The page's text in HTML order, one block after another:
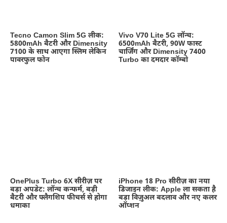
Tecno Camon Slim 5G लीक:
5800mAh बैटरी और Dimensity
7100 के साथ आएगा स्लिम लेकिन
पावरफुल फोन
Vivo V70 Lite 5G लॉन्च:
6500mAh बैटरी, 90W फास्ट
चार्जिंग और Dimensity 7400
Turbo का दमदार कॉम्बो
OnePlus Turbo 6X सीरीज़ पर
बड़ा अपडेट: लॉन्च कन्फर्म, बड़ी
बैटरी और फ्लैगशिप फीचर्स से होगा
धमाका
iPhone 18 Pro सीरीज़ का नया
डिजाइन लीक: Apple ला सकता है
बड़ा विज़ुअल बदलाव और नए कलर
ऑप्शन